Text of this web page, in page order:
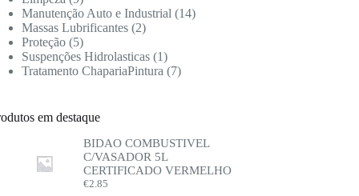
Manutenção Auto e Industrial
14
Massas Lubrificantes 2
Proteção 5
Suspenções Hidrolasticas 1
Tratamento ChapariaPintura
7
em destaque
BIDAO COMBUSTIVEL
C/VASADOR 5L
CERTIFICADO VERMELHO
€2.85